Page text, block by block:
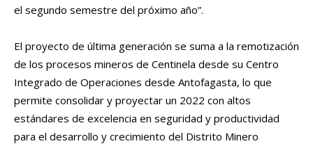
el segundo semestre del próximo año”.
El proyecto de última generación se suma a la remotización
de los procesos mineros de Centinela desde su Centro
Integrado de Operaciones desde Antofagasta, lo que
permite consolidar y proyectar un 2022 con altos
estándares de excelencia en seguridad y productividad
para el desarrollo y crecimiento del Distrito Minero